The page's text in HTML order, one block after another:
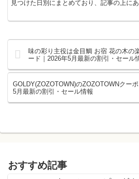
見つけた日別にまとめており、記事の上に
味の彩り主役は金目鯛 お宿 花の木の
ード｜2026年5月最新の割引・セール
GOLDY(ZOZOTOWN)のZOZOTOWNクー
5月最新の割引・セール情報
おすすめ記事